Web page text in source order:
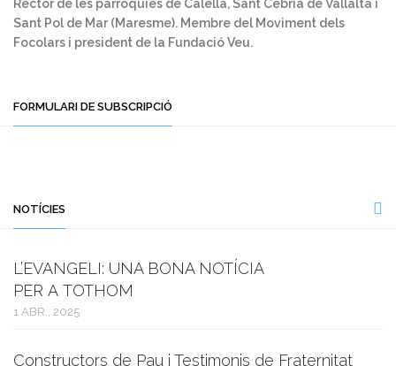
Rector de les parròquies de Calella, Sant Cebrià de Vallalta i
Sant Pol de Mar (Maresme). Membre del Moviment dels
Focolars i president de la Fundació Veu.
FORMULARI DE SUBSCRIPCIÓ
NOTÍCIES
L’EVANGELI: UNA BONA NOTÍCIA
PER A TOTHOM
1 ABR., 2025
Constructors de Pau i Testimonis de Fraternitat